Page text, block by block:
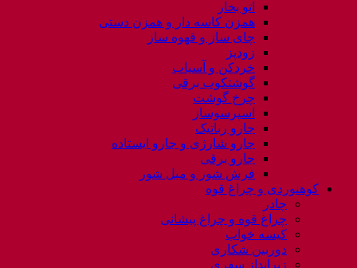
اتو بخار
همزن کاسه دار و همزن دستی
چای ساز و قهوه ساز
زودپز
خردکن و آسیاب
گوشتکوب برقی
چرخ گوشت
اسپرسوساز
جارو رباتیک
جارو شارژی و جارو ایستاده
جارو برقی
فرش شور و مبل شور
کوهنوردی و چراغ قوه
چادر
چراغ قوه و چراغ پیشانی
کیسه خواب
دوربین شکاری
زیرانداز سفری